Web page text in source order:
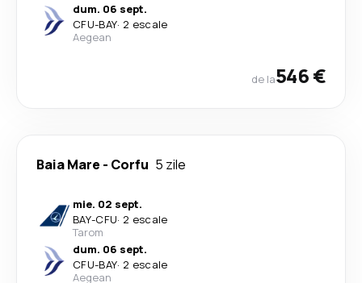
dum. 06 sept.
CFU-BAY· 2 escale
Aegean
de la546 €
Baia Mare - Corfu 5 zile
mie. 02 sept.
BAY-CFU· 2 escale
Tarom
dum. 06 sept.
CFU-BAY· 2 escale
Aegean